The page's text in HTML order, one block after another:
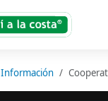
Información